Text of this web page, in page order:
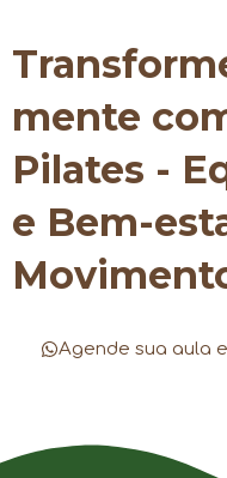
mente
Pilates -
e Bem-
Agende sua aula